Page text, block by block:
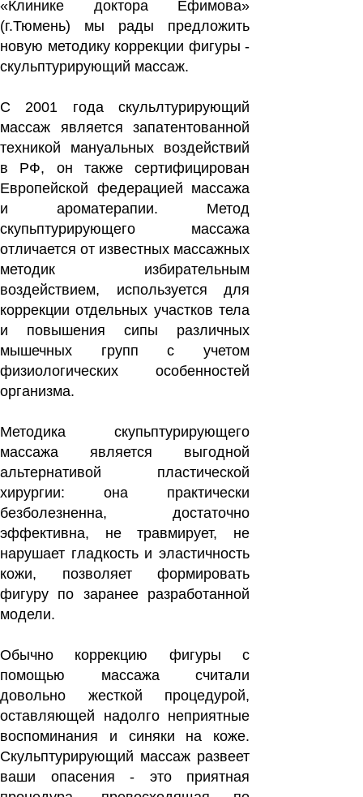
«Клинике доктора Ефимова»
(г.Тюмень) мы рады предложить
новую ме­тодику коррекции фигуры -
скульптурирующий массаж.
С 2001 года скульлтурирующий
массаж является за­патентованной
техникой ма­нуальных воздействий
в РФ, он также сертифицирован
Европейской федерацией массажа
и ароматерапии. Метод
скупьптурирующего массажа
отличается от из­вестных массажных
методик избирательным
воздействи­ем, используется для
кор­рекции отдельных участков тела
и повышения сипы раз­личных
мышечных групп с учетом
физиологических особенностей
организма.
Методика скупьптурирующего
массажа является вы­годной
альтернативой пла­стической
хирургии: она практически
безболезненна, достаточно
эффективна, не травмирует, не
нарушает гладкость и эластичность
кожи, позволяет формиро­вать
фигуру по заранее раз­работанной
модели.
Обычно коррекцию фигу­ры с
помощью массажа считали
довольно жесткой процедурой,
оставляющей надолго неприятные
воспо­минания и синяки на коже.
Скульптурирующий массаж развеет
ваши опасения - это приятная